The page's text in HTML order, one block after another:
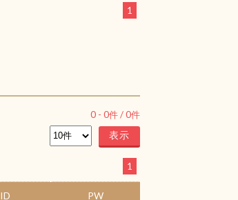
1
0 - 0件 /0件
1
ID PW